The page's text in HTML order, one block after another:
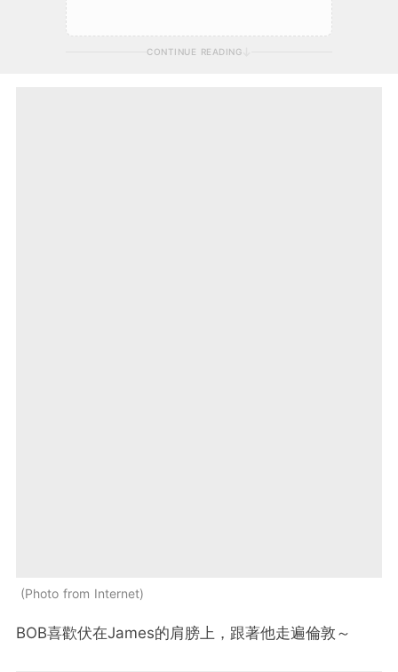
CONTINUE READING
Photo from Internet
BOB喜歡伏在James的肩膀上，跟著他走遍倫敦～